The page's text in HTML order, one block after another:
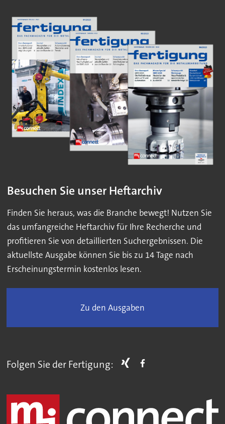
Besuchen Sie unser Heftarchiv
Finden Sie heraus, was die Branche bewegt! Nutzen Sie
das umfangreiche Heftarchiv für Ihre Recherche und
profitieren Sie von detaillierten Suchergebnissen. Die
aktuellste Ausgabe können Sie bis zu 14 Tage nach
Erscheinungstermin kostenlos lesen.
Zu den Ausgaben
Folgen Sie der Fertigung: